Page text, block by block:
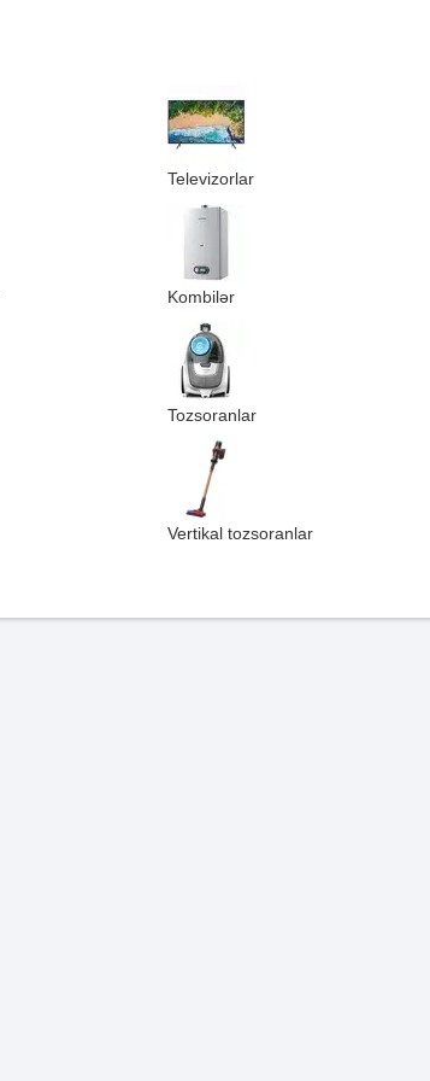
Televizorlar
Kombilər
Tozsoranlar
Vertikal tozsoranlar